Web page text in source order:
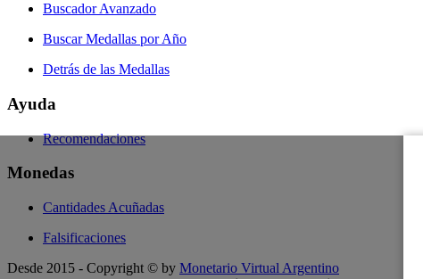
Buscador Avanzado
Buscar Medallas por Año
Detrás de las Medallas
Ayuda
Recomendaciones
Monedas
Cantidades Acuñadas
Falsificaciones
Desde 2015 - Copyright © by Monetario Virtual Argentino